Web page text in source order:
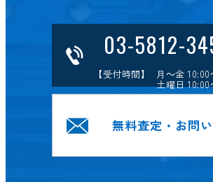
03-5812-
【受付時間】 月～金 10:00
土曜日 10:00
無料査定・お問